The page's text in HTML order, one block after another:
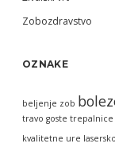
Zobozdravstvo
OZNAKE
beljenje zob
travo goste
kvalitetne ure